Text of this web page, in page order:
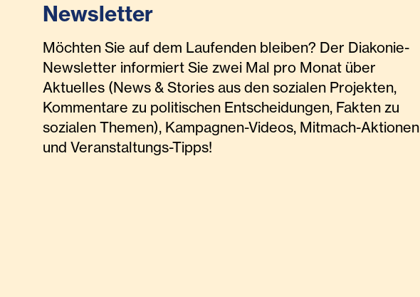
Newsletter
Möchten Sie auf dem Laufenden bleiben? Der Diakonie-
Newsletter informiert Sie zwei Mal pro Monat über
Aktuelles (News & Stories aus den sozialen Projekten,
Kommentare zu politischen Entscheidungen, Fakten zu
sozialen Themen), Kampagnen-Videos, Mitmach-Aktionen
und Veranstaltungs-Tipps!